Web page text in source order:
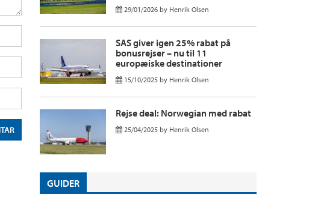
29/01/2026 by Henrik Olsen
SAS giver igen 25% rabat på
bonusrejser – nu til 11
europæiske destinationer
15/10/2025 by Henrik Olsen
Rejse deal: Norwegian med rabat
25/04/2025 by Henrik Olsen
GUIDER